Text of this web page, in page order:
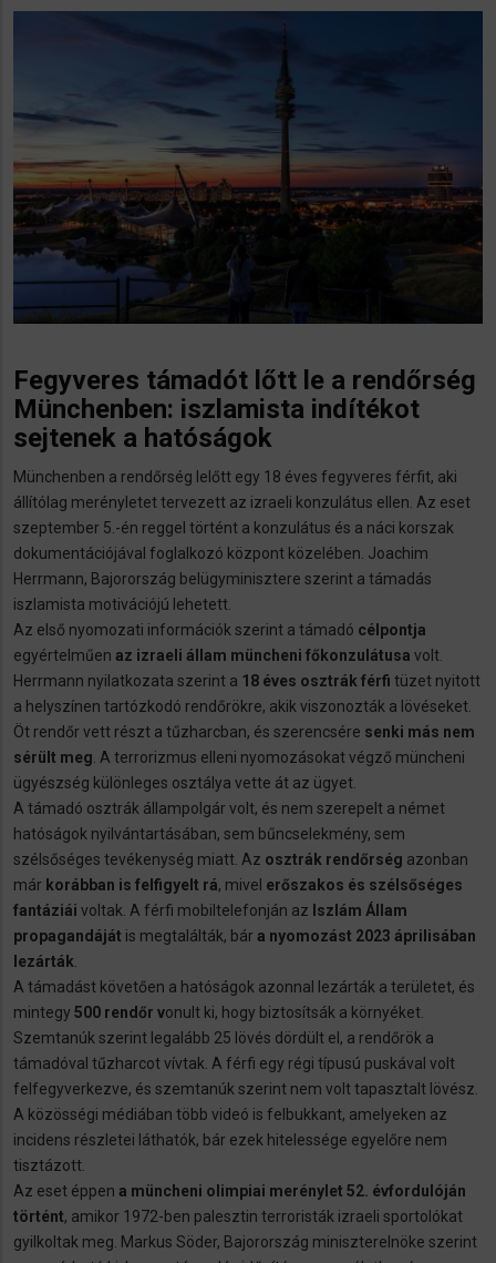
Fegyveres támadót lőtt le a rendőrség
Münchenben: iszlamista indítékot
sejtenek a hatóságok
Münchenben a rendőrség lelőtt egy 18 éves fegyveres férfit, aki
állítólag merényletet tervezett az izraeli konzulátus ellen. Az eset
szeptember 5.-én reggel történt a konzulátus és a náci korszak
dokumentációjával foglalkozó központ közelében. Joachim
Herrmann, Bajorország belügyminisztere szerint a támadás
iszlamista motivációjú lehetett.
Az első nyomozati információk szerint a támadó célpontja
egyértelműen az izraeli állam müncheni főkonzulátusa volt.
Herrmann nyilatkozata szerint a 18 éves osztrák férfi tüzet nyitott
a helyszínen tartózkodó rendőrökre, akik viszonozták a lövéseket.
Öt rendőr vett részt a tűzharcban, és szerencsére senki más nem
sérült meg . A terrorizmus elleni nyomozásokat végző müncheni
ügyészség különleges osztálya vette át az ügyet.
A támadó osztrák állampolgár volt, és nem szerepelt a német
hatóságok nyilvántartásában, sem bűncselekmény, sem
szélsőséges tevékenység miatt. Az osztrák rendőrség azonban
már korábban is felfigyelt rá, mivel erőszakos és szélsőséges
fantáziái voltak. A férfi mobiltelefonján az Iszlám Állam
propagandáját is megtalálták, bár a nyomozást 2023 áprilisában
lezárták
A támadást követően a hatóságok azonnal lezárták a területet, és
mintegy 500 rendőr vonult ki, hogy biztosítsák a környéket.
Szemtanúk szerint legalább 25 lövés dördült el, a rendőrök a
támadóval tűzharcot vívtak. A férfi egy régi típusú puskával volt
felfegyverkezve, és szemtanúk szerint nem volt tapasztalt lövész.
A közösségi médiában több videó is felbukkant, amelyeken az
incidens részletei láthatók, bár ezek hitelessége egyelőre nem
tisztázott.
Az eset éppen a müncheni olimpiai merénylet 52. évfordulóján
történt, amikor 1972-ben palesztin terroristák izraeli sportolókat
gyilkoltak meg. Markus Söder, Bajorország miniszterelnöke szerint